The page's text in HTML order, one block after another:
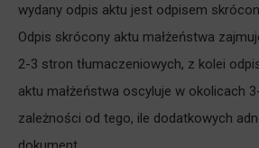
wydany odpis aktu jest odpisem
Odpis skrócony aktu małżeństwa
2-3 stron tłumaczeniowych, z kolei
aktu małżeństwa oscyluje w okolicach
zależności od tego, ile dodatkowych